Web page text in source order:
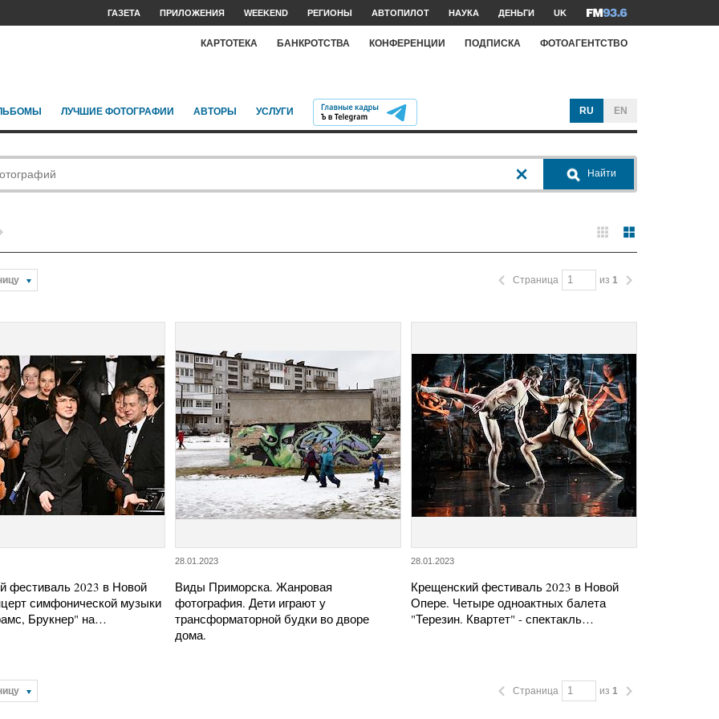
ГАЗЕТА ПРИЛОЖЕНИЯ WEEKEND РЕГИОНЫ АВТОПИЛОТ НАУКА ДЕНЬГИ UK
КАРТОТЕКА БАНКРОТСТВА КОНФЕРЕНЦИИ ПОДПИСКА ФОТОАГЕНТСТВО
ЛУЧШИЕ ФОТОГРАФИИ АВТОРЫ УСЛУГИ RU EN
Найти
Страница из 1
фестиваль 2023 в Новой
симфонической музыки
Брукнер" на…
28.01.2023
Виды Приморска. Жанровая
фотография. Дети играют у
трансформаторной будки во дворе
дома.
28.01.2023
Крещенский фестиваль 2023 в Новой
Опере. Четыре одноактных балета
"Терезин. Квартет" - спектакль…
Страница из 1